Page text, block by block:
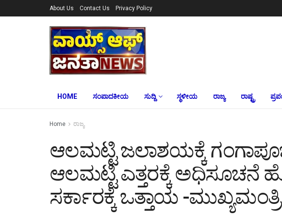
About Us Contact Us Privacy Policy
HOME ಸಂಪಾದಕೀಯ ಸುದ್ದಿ ಸ್ಥಳೀಯ ರಾಜ್ಯ ರಾಷ್ಟ್ರ
Home ರಾಜ್ಯ
ಆಲಮಟ್ಟಿ ಜಲಾಶಯಕ್ಕೆ
ಆಲಮಟ್ಟಿ ಎತ್ತರಕ್ಕೆ ಅಧಿಸೂಚನೆ
ಸರ್ಕಾರಕ್ಕೆ ಒತ್ತಾಯ -